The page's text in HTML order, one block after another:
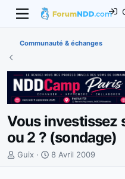
Communauté & échanges
Vous investissez
ou 2 ? (sondage)
IGuix
D
8 Avril 2009